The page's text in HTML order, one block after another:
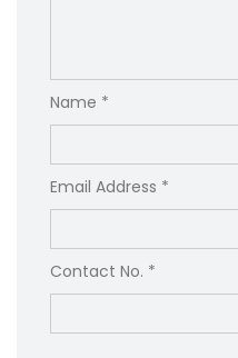
Name *
Email Address *
Contact No. *